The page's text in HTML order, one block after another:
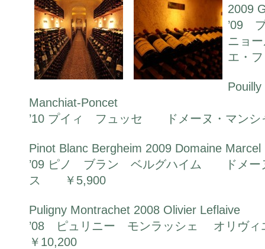
2009
’09
ニョ
エ・
Manchiat-Poncet
’10 プイィ フュッセ ドメーヌ・マン
Pinot Blanc Bergheim 2009 Domaine Marcel
’09 ピノ ブラン ベルグハイム ドメー
ス ￥5,900
Puligny Montrachet 2008 Olivier Leflaive
’08 ピュリニー モンラッシェ オリヴ
￥10,200